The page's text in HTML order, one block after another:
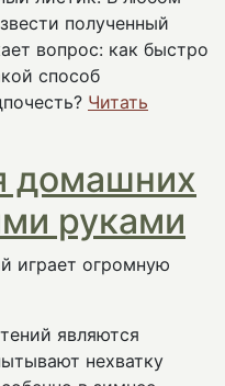
полученный
вопрос: как быстро
способ
Читать
домашних
руками
играет огромную
являются
нехватку